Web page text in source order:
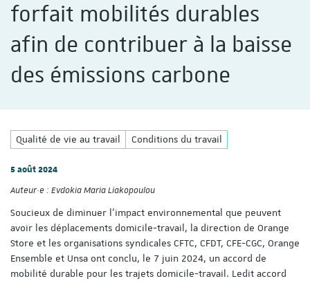
forfait mobilités durables
afin de contribuer à la baisse
des émissions carbone
Qualité de vie au travail Conditions du travail
5 août 2024
Auteur·e : Evdokia Maria Liakopoulou
Soucieux de diminuer l’impact environnemental que peuvent
avoir les déplacements domicile-travail, la direction de Orange
Store et les organisations syndicales CFTC, CFDT, CFE-CGC, Orange
Ensemble et Unsa ont conclu, le 7 juin 2024, un accord de
mobilité durable pour les trajets domicile-travail. Ledit accord